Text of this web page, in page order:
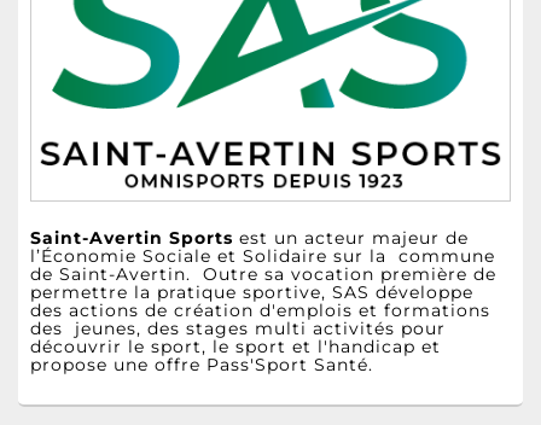
latérale
Saint-Avertin Sports est un acteur majeur de
l’Économie Sociale et Solidaire sur la commune
de Saint-Avertin. Outre sa vocation première de
permettre la pratique sportive, SAS développe
des actions de création d'emplois et formations
des jeunes, des stages multi activités pour
découvrir le sport, le sport et l'handicap et
propose une offre Pass'Sport Santé.